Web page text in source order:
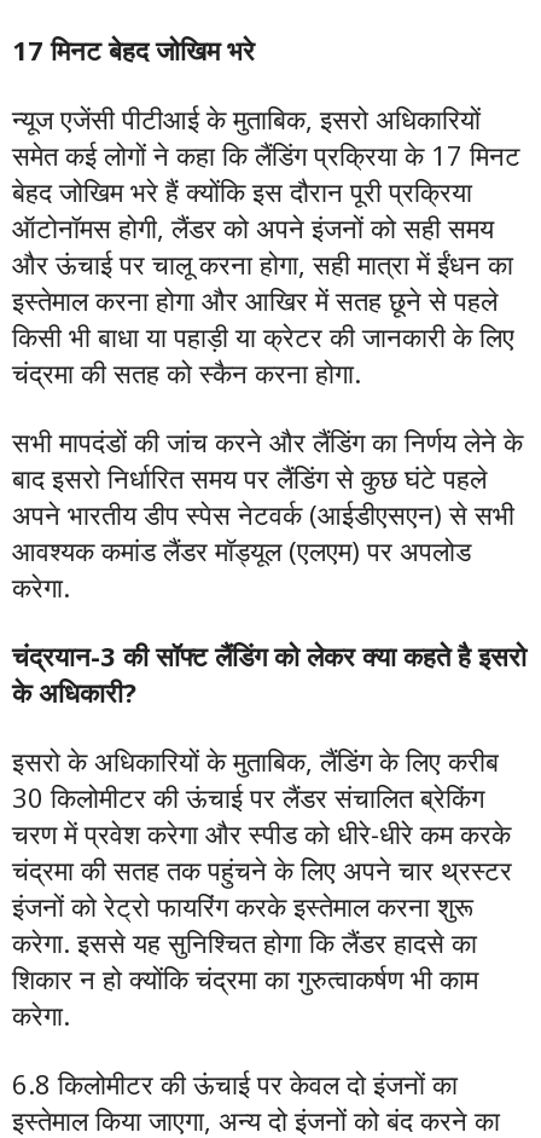
17 मिनट बेहद जोखिम भरे
न्यूज एजेंसी पीटीआई के मुताबिक, इसरो अधिकारियों
समेत कई लोगों ने कहा कि लैंडिंग प्रक्रिया के 17 मिनट
बेहद जोखिम भरे हैं क्योंकि इस दौरान पूरी प्रक्रिया
ऑटोनॉमस होगी, लैंडर को अपने इंजनों को सही समय
और ऊंचाई पर चालू करना होगा, सही मात्रा में ईंधन का
इस्तेमाल करना होगा और आखिर में सतह छूने से पहले
किसी भी बाधा या पहाड़ी या क्रेटर की जानकारी के लिए
चंद्रमा की सतह को स्कैन करना होगा.
सभी मापदंडों की जांच करने और लैंडिंग का निर्णय लेने के
बाद इसरो निर्धारित समय पर लैंडिंग से कुछ घंटे पहले
अपने भारतीय डीप स्पेस नेटवर्क (आईडीएसएन) से सभी
आवश्यक कमांड लैंडर मॉड्यूल (एलएम) पर अपलोड
करेगा.
चंद्रयान-3 की सॉफ्ट लैंडिंग को लेकर क्या कहते है इसरो
के अधिकारी?
इसरो के अधिकारियों के मुताबिक, लैंडिंग के लिए करीब
30 किलोमीटर की ऊंचाई पर लैंडर संचालित ब्रेकिंग
चरण में प्रवेश करेगा और स्पीड को धीरे-धीरे कम करके
चंद्रमा की सतह तक पहुंचने के लिए अपने चार थ्रस्टर
इंजनों को रेट्रो फायरिंग करके इस्तेमाल करना शुरू
करेगा. इससे यह सुनिश्चित होगा कि लैंडर हादसे का
शिकार न हो क्योंकि चंद्रमा का गुरुत्वाकर्षण भी काम
करेगा.
6.8 किलोमीटर की ऊंचाई पर केवल दो इंजनों का
इस्तेमाल किया जाएगा, अन्य दो इंजनों को बंद करने का